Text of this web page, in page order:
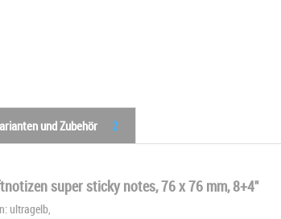
und Zubehör 2
super sticky notes, 76 x 76 mm, 8+4"
ultragelb,